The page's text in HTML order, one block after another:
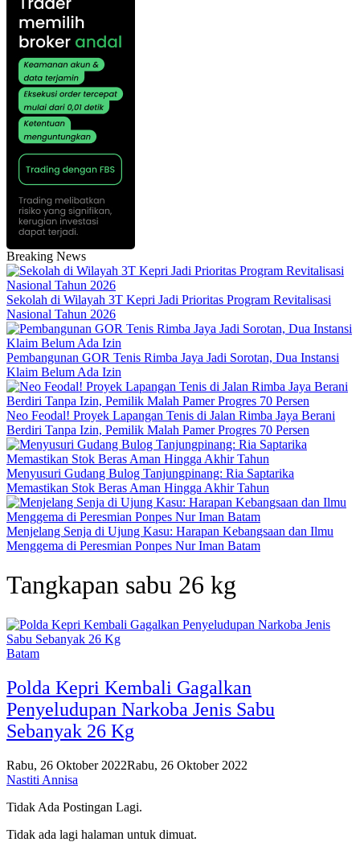
Breaking News
Sekolah di Wilayah 3T Kepri Jadi Prioritas Program Revitalisasi
Nasional Tahun 2026
Pembangunan GOR Tenis Rimba Jaya Jadi Sorotan, Dua Instansi
Klaim Belum Ada Izin
Neo Feodal! Proyek Lapangan Tenis di Jalan Rimba Jaya Berani
Berdiri Tanpa Izin, Pemilik Malah Pamer Progres 70 Persen
Menyusuri Gudang Bulog Tanjungpinang: Ria Saptarika
Memastikan Stok Beras Aman Hingga Akhir Tahun
Menjelang Senja di Ujung Kasu: Harapan Kebangsaan dan Ilmu
Menggema di Peresmian Ponpes Nur Iman Batam
Tangkapan sabu 26 kg
Batam
Polda Kepri Kembali Gagalkan
Penyeludupan Narkoba Jenis Sabu
Sebanyak 26 Kg
Rabu, 26 Oktober 2022Rabu, 26 Oktober 2022
Nastiti Annisa
Tidak Ada Postingan Lagi.
Tidak ada lagi halaman untuk dimuat.